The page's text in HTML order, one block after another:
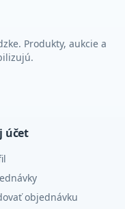
Produkty, aukcie a
účet
objednávku